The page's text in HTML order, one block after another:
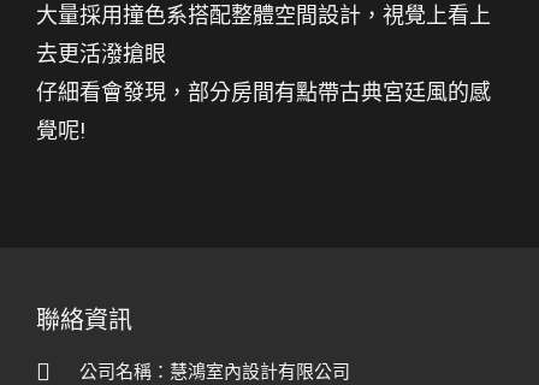
大量採用撞色系搭配整體空間設計，視覺上看上
去更活潑搶眼
仔細看會發現，部分房間有點帶古典宮廷風的感
覺呢!
聯絡資訊
公司名稱：慧鴻室內設計有限公司